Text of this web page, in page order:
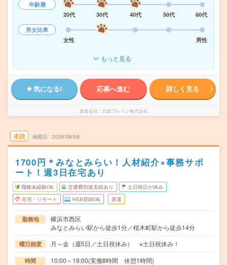
年齢層
20代
30代 40代 50代
60代
男女比率
女性
男性
もっと見る
気になる! 応募へ進む 詳しく見る
派遣会社 日総ブレイン株式会社
未読 掲載日 2026/08/09
1700円＊みなとみらい！人材紹介×事務サポ
ート！週3日在宅あり
職種未経験OK 交通費別途支給あり 土日祝日が休み
在宅・リモート WEB登録OK 派遣
勤務地
横浜市西区
みなとみらい駅から徒歩1分／桜木町駅から徒歩14分
曜日頻度 月～金（週5日／土日祝休み） ※土日祝休み！
時間 10:00～19:00(実働8時間 休憩1時間)